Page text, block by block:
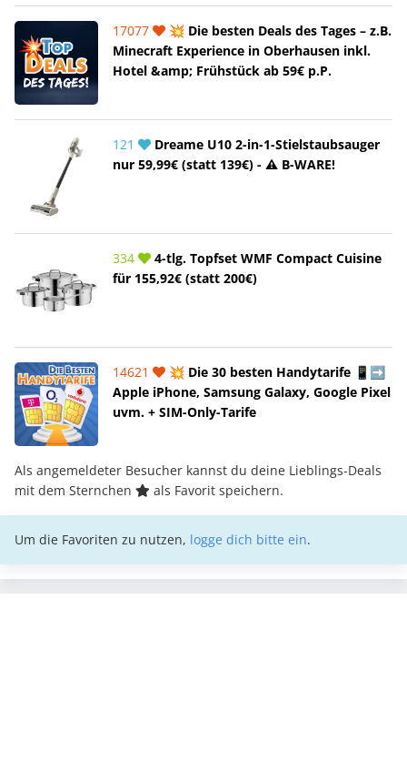
17077
💥 Die besten Deals des Tages – z.B.
Minecraft Experience in Oberhausen inkl.
Hotel &amp; Frühstück ab 59€ p.P.
121
Dreame U10 2-in-1-Stielstaubsauger
nur 59,99€ (statt 139€) - ⚠️ B-WARE!
334
4-tlg. Topfset WMF Compact Cuisine
für 155,92€ (statt 200€)
14621
💥 Die 30 besten Handytarife 📱➡️
Apple iPhone, Samsung Galaxy, Google Pixel
uvm. + SIM-Only-Tarife
Als angemeldeter Besucher kannst du deine Lieblings-Deals
mit dem Sternchen
als Favorit speichern.
Um die Favoriten zu nutzen, logge dich bitte ein.